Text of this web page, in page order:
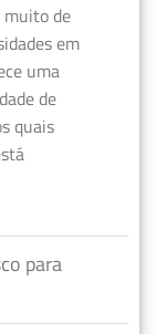
muito de
em
uma
de
quais
para